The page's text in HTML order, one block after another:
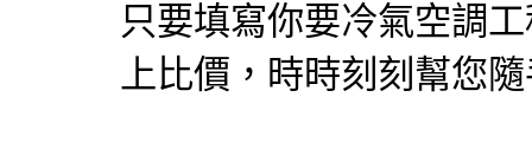
只要填寫你要冷氣空調
上比價，時時刻刻幫您